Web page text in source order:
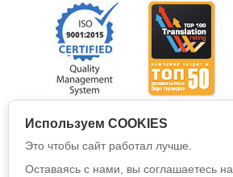
Используем COOKIES
Это чтобы сайт работал лучше.
Оставаясь с нами, вы соглашаетесь на